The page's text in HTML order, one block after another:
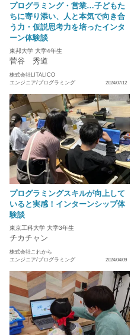
プログラミング・営業…子どもた
ちに寄り添い、人と本気で向き合
う力・仮説思考力を培ったインタ
ーン体験談
東邦大学 大学4年生
菅谷 秀道
株式会社LITALICO
エンジニア/プログラミング
2024/07/12
プログラミングスキルが向上して
いると実感！インターンシップ体
験談
東京工科大学 大学3年生
チカチャン
株式会社これから
エンジニア/プログラミング
2024/04/09